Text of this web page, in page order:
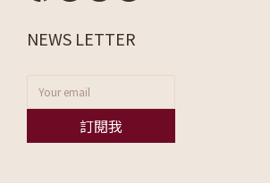
NEWS LETTER
訂閱我